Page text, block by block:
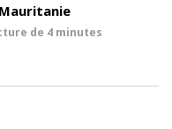
de 4 minutes